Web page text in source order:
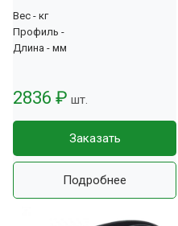
Вес - кг
Профиль -
Длина - мм
2836 ₽ шт.
Заказать
Подробнее